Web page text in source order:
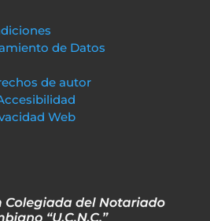
de Datos
de autor
Web